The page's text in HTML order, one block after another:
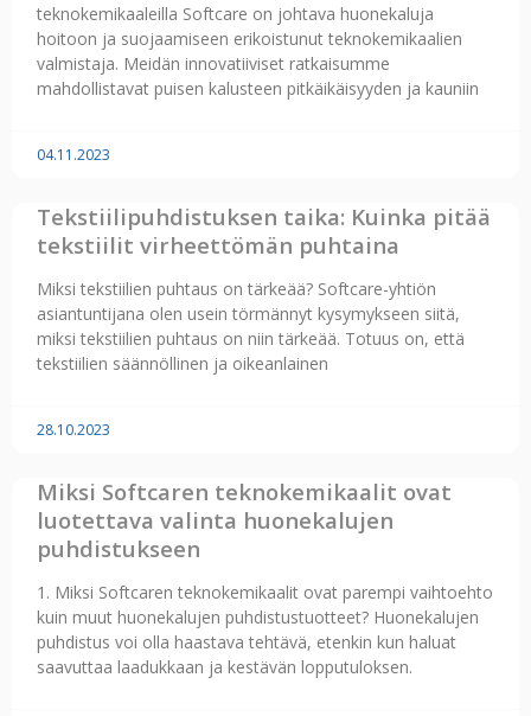
teknokemikaaleilla Softcare on johtava huonekaluja
hoitoon ja suojaamiseen erikoistunut teknokemikaalien
valmistaja. Meidän innovatiiviset ratkaisumme
mahdollistavat puisen kalusteen pitkäikäisyyden ja kauniin
04.11.2023
Tekstiilipuhdistuksen taika: Kuinka pitää
tekstiilit virheettömän puhtaina
Miksi tekstiilien puhtaus on tärkeää? Softcare-yhtiön
asiantuntijana olen usein törmännyt kysymykseen siitä,
miksi tekstiilien puhtaus on niin tärkeää. Totuus on, että
tekstiilien säännöllinen ja oikeanlainen
28.10.2023
Miksi Softcaren teknokemikaalit ovat
luotettava valinta huonekalujen
puhdistukseen
1. Miksi Softcaren teknokemikaalit ovat parempi vaihtoehto
kuin muut huonekalujen puhdistustuotteet? Huonekalujen
puhdistus voi olla haastava tehtävä, etenkin kun haluat
saavuttaa laadukkaan ja kestävän lopputuloksen.